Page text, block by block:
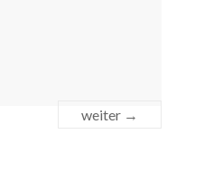
weiter →